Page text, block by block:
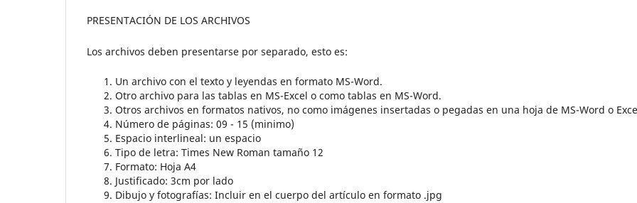
PRESENTACIÓN DE LOS ARCHIVOS
Los archivos deben presentarse por separado, esto es:
Un archivo con el texto y leyendas en formato MS-Word.
Otro archivo para las tablas en MS-Excel o como tablas en MS-Word.
Otros archivos en formatos nativos, no como imágenes insertadas o pegadas en una hoja de MS-Word o
Número de páginas: 09 - 15 (minimo)
Espacio interlineal: un espacio
Tipo de letra: Times New Roman tamaño 12
Formato: Hoja A4
Justificado: 3cm por lado
Dibujo y fotografías: Incluir en el cuerpo del artículo en formato .jpg